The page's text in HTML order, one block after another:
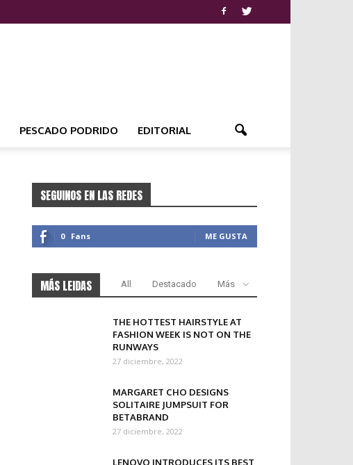
PESCADO PODRIDO EDITORIAL
SEGUINOS EN LAS REDES
0 Fans ME GUSTA
MÁS LEIDAS All Destacado Más
THE HOTTEST HAIRSTYLE AT
FASHION WEEK IS NOT ON THE
RUNWAYS
27 diciembre, 2022
MARGARET CHO DESIGNS
SOLITAIRE JUMPSUIT FOR
BETABRAND
27 diciembre, 2022
LENOVO INTRODUCES ITS BEST